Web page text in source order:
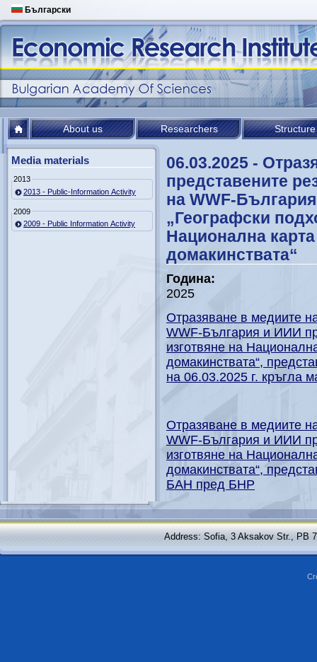
Български
About us Researchers Structure
Media materials
2013
2013 - Public-Information Activity
2009
2009 - Public Information Activity
06.03.2025 -
представените
на WWF-
„Географски
Национална
домакинствата“
Година:
2025
Отразяване в медиите
WWF-България и ИИИ
изготвяне на
домакинствата“,
на 06.03.2025 г. кръгла
Отразяване в медиите
WWF-България и ИИИ
изготвяне на
домакинствата“,
БАН пред БНР
Address: Sofia, 3 Aksakov Str., PB